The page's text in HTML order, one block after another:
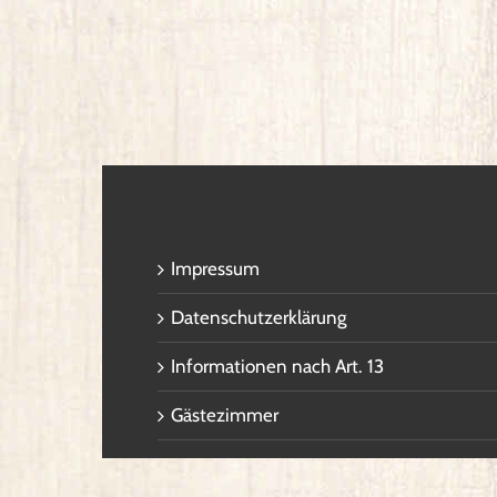
Impressum
Datenschutzerklärung
Informationen nach Art. 13
Gästezimmer